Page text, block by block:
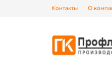
Контакты О